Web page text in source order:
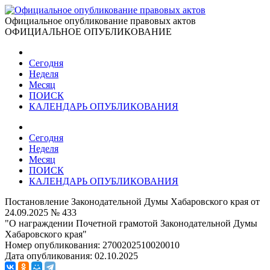
Официальное опубликование правовых актов
ОФИЦИАЛЬНОЕ ОПУБЛИКОВАНИЕ
Сегодня
Неделя
Месяц
ПОИСК
КАЛЕНДАРЬ ОПУБЛИКОВАНИЯ
Сегодня
Неделя
Месяц
ПОИСК
КАЛЕНДАРЬ ОПУБЛИКОВАНИЯ
Постановление Законодательной Думы Хабаровского края от
24.09.2025 № 433
"О награждении Почетной грамотой Законодательной Думы
Хабаровского края"
Номер опубликования: 2700202510020010
Дата опубликования: 02.10.2025